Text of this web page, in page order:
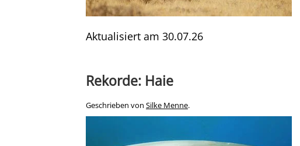
Aktualisiert am 30.07.26
Rekorde: Haie
Geschrieben von Silke Menne.